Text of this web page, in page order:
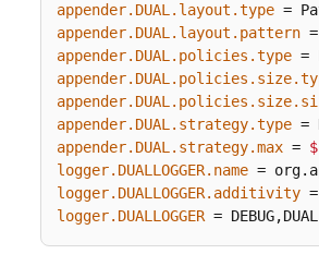
（普
通
模
式）
HBase
开
发
指
南
appender.DUAL.layout.type
appender.DUAL.layout.pattern
appender.DUAL.policies.type
appender.DUAL.strategy.type
appender.DUAL.strategy.max =
logger.DUALLOGGER.name
logger.DUALLOGGER.additivity =
logger.DUALLOGGER = DEBUG,DUAL